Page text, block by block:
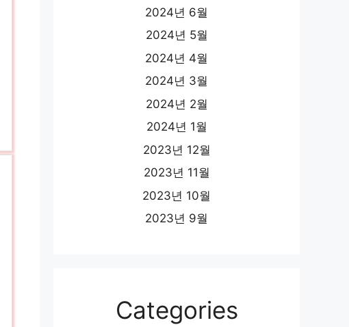
2024년 6월
2024년 5월
2024년 4월
2024년 3월
2024년 2월
2024년 1월
2023년 12월
2023년 11월
2023년 10월
2023년 9월
Categories